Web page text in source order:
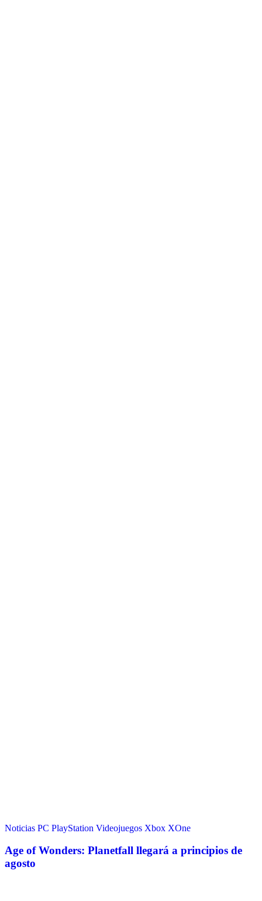
Noticias PC PlayStation Videojuegos Xbox XOne
Age of Wonders: Planetfall llegará a principios de
agosto